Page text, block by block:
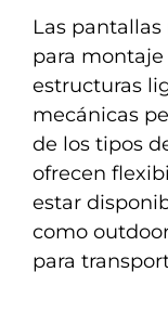
Las
para
estructuras
mecánicas
de los tipos
ofrecen
estar
como
para